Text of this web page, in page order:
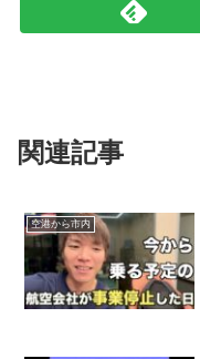
関連記事
空港から市内